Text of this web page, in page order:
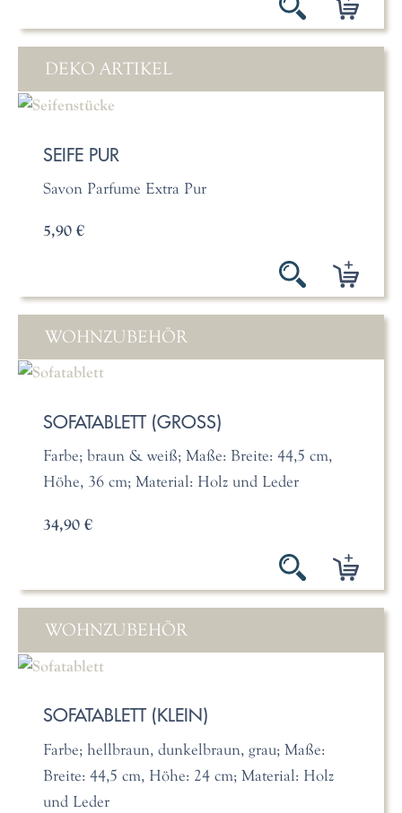
DEKO ARTIKEL
SEIFE PUR
Savon Parfume Extra Pur
5,90 €
WOHNZUBEHÖR
SOFATABLETT (GROSS)
Farbe; braun & weiß; Maße: Breite: 44,5 cm,
Höhe, 36 cm; Material: Holz und Leder
34,90 €
WOHNZUBEHÖR
SOFATABLETT (KLEIN)
Farbe; hellbraun, dunkelbraun, grau; Maße:
Breite: 44,5 cm, Höhe: 24 cm; Material: Holz
und Leder